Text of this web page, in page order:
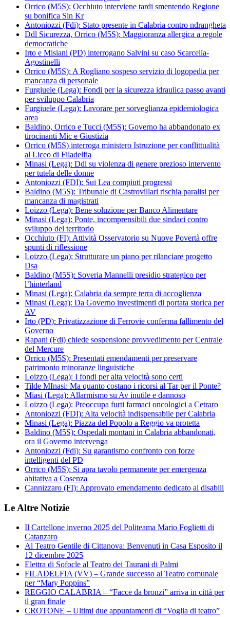
Orrico (M5S): Occhiuto interviene tardi smentendo Regione
su bonifica Sin Kr
Antoniozzi (Fdi): Stato presente in Calabria contro ndrangheta
Ddl Sicurezza, Orrico (M5S): Maggioranza allergica a regole
democratiche
Irto e Misiani (PD) interrogano Salvini su caso Scarcella-
Agostinelli
Orrico (M5S): A Rogliano sospeso servizio di logopedia per
mancanza di personale
Furgiuele (Lega): Fondi per la sicurezza idraulica passo avanti
per sviluppo Calabria
Furgiuele (Lega): Lavorare per sorveglianza epidemiologica
area
Baldino, Orrico e Tucci (M5S): Governo ha abbandonato ex
tirocinanti Mic e Giustizia
Orrico (M5S) interroga ministero Istruzione per conflittualità
al Liceo di Filadelfia
Minasi (Lega): Ddl su violenza di genere prezioso intervento
per tutela delle donne
Antoniozzi (FDI): Sui Lea compiuti progressi
Baldino (M5S): Tribunale di Castrovillari rischia paralisi per
mancanza di magistrati
Loizzo (Lega): Bene soluzione per Banco Alimentare
Minasi (Lega): Ponte, incomprensibili due sindaci contro
sviluppo del territorio
Occhiuto (FI): Attività Osservatorio su Nuove Povertà offre
spunti di riflessione
Loizzo (Lega): Strutturare un piano per rilanciare progetto
Dsa
Baldino (M5S): Soveria Mannelli presidio strategico per
l’hinterland
Minasi (Lega): Calabria da sempre terra di accoglienza
Minasi (Lega): Da Governo investimenti di portata storica per
AV
Irto (PD): Privatizzazione di Ferrovie conferma fallimento del
Governo
Rapani (Fdi) chiede sospensione provvedimento per Centrale
del Mercure
Orrico (M5S): Presentati emendamenti per preservare
patrimonio minoranze linguistiche
Loizzo (Lega): I fondi per alta velocità sono certi
Tilde MInasi: Ma quanto costano i ricorsi al Tar per il Ponte?
Miasi (Lega): Allarmismo su Av inutile e dannoso
Loizzo (Lega): Preoccupa furti farmaci oncologici a Cetraro
Antoniozzi (FDI): Alta velocità indispensabile per Calabria
Minasi (Lega): Piazza del Popolo a Reggio va protetta
Baldino (M5S): Ospedali montani in Calabria abbandonati,
ora il Governo intervenga
Antoniozzi (Fdi): Su garantismo confronto con forze
intelligenti del PD
Orrico (M5S): Si apra tavolo permanente per emergenza
abitativa a Cosenza
Cannizzaro (FI): Approvato emendamento dedicato ai disabili
Le Altre Notizie
Il Cartellone inverno 2025 del Politeama Mario Foglietti di
Catanzaro
Al Teatro Gentile di Cittanova: Benvenuti in Casa Esposito il
12 dicembre 2025
Elettra di Sofocle al Teatro dei Taurani di Palmi
FILADELFIA (VV) – Grande successo al Teatro comunale
per “Mary Poppins”
REGGIO CALABRIA – “Facce da bronzi” arriva in città per
il gran finale
CROTONE – Ultimi due appuntamenti di “Voglia di teatro”